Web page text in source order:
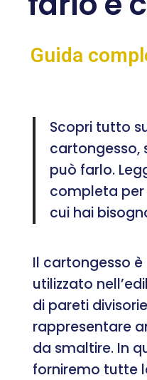
Guida
Scopri tutto
cartongesso,
può farlo.
completa
cui hai
Il cartongesso
utilizzato
di pareti
rappresentare
da smaltire. In
forniremo tutte